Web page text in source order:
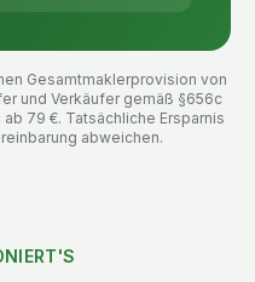
Gesamtmaklerprovision von
und Verkäufer gemäß §656c
ab 79 €. Tatsächliche Ersparnis
abweichen.